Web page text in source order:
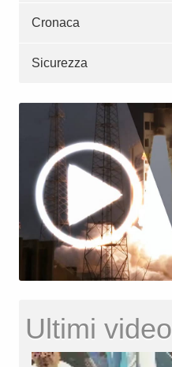
Cronaca
Sicurezza
Ultimi video